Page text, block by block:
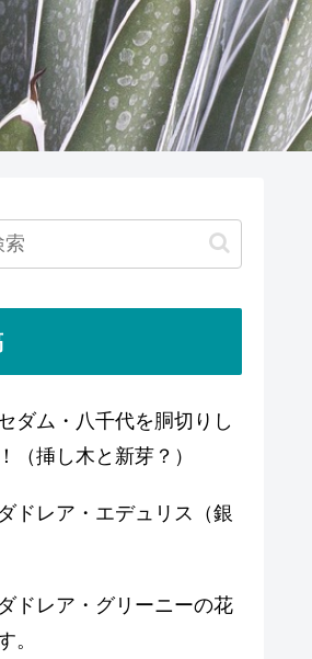
ダム・八千代を胴切りし
（挿し木と新芽？）
ドレア・エデュリス（銀
ドレア・グリーニーの花
。